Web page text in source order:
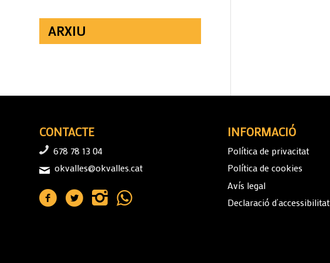
ARXIU
CONTACTE
678 78 13 04
okvalles@okvalles.cat
INFORMACIÓ
Política de privacitat
Política de cookies
Avís legal
Declaració d’accessibilitat